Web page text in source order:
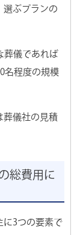
選ぶプランの
葬儀であれば
名程度の規模
葬儀社の見積
総費用に
に3つの要素で